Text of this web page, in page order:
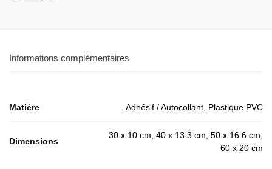
Informations complémentaires
Matière Adhésif / Autocollant, Plastique PVC
Dimensions
30 x 10 cm, 40 x 13.3 cm, 50 x 16.6 cm,
60 x 20 cm